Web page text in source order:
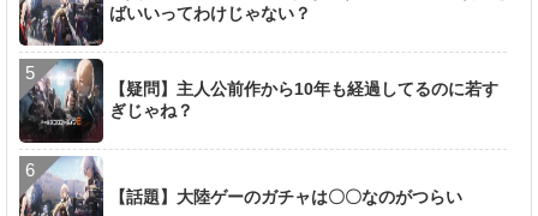
ばいいってわけじゃない？
【疑問】主人公前作から10年も経過してるのに若す
ぎじゃね？
【話題】大陸ゲーのガチャは〇〇なのがつらい